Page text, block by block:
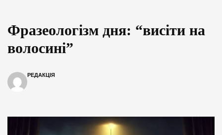
Фразеологізм дня: “висіти на
волосині”
РЕДАКЦІЯ